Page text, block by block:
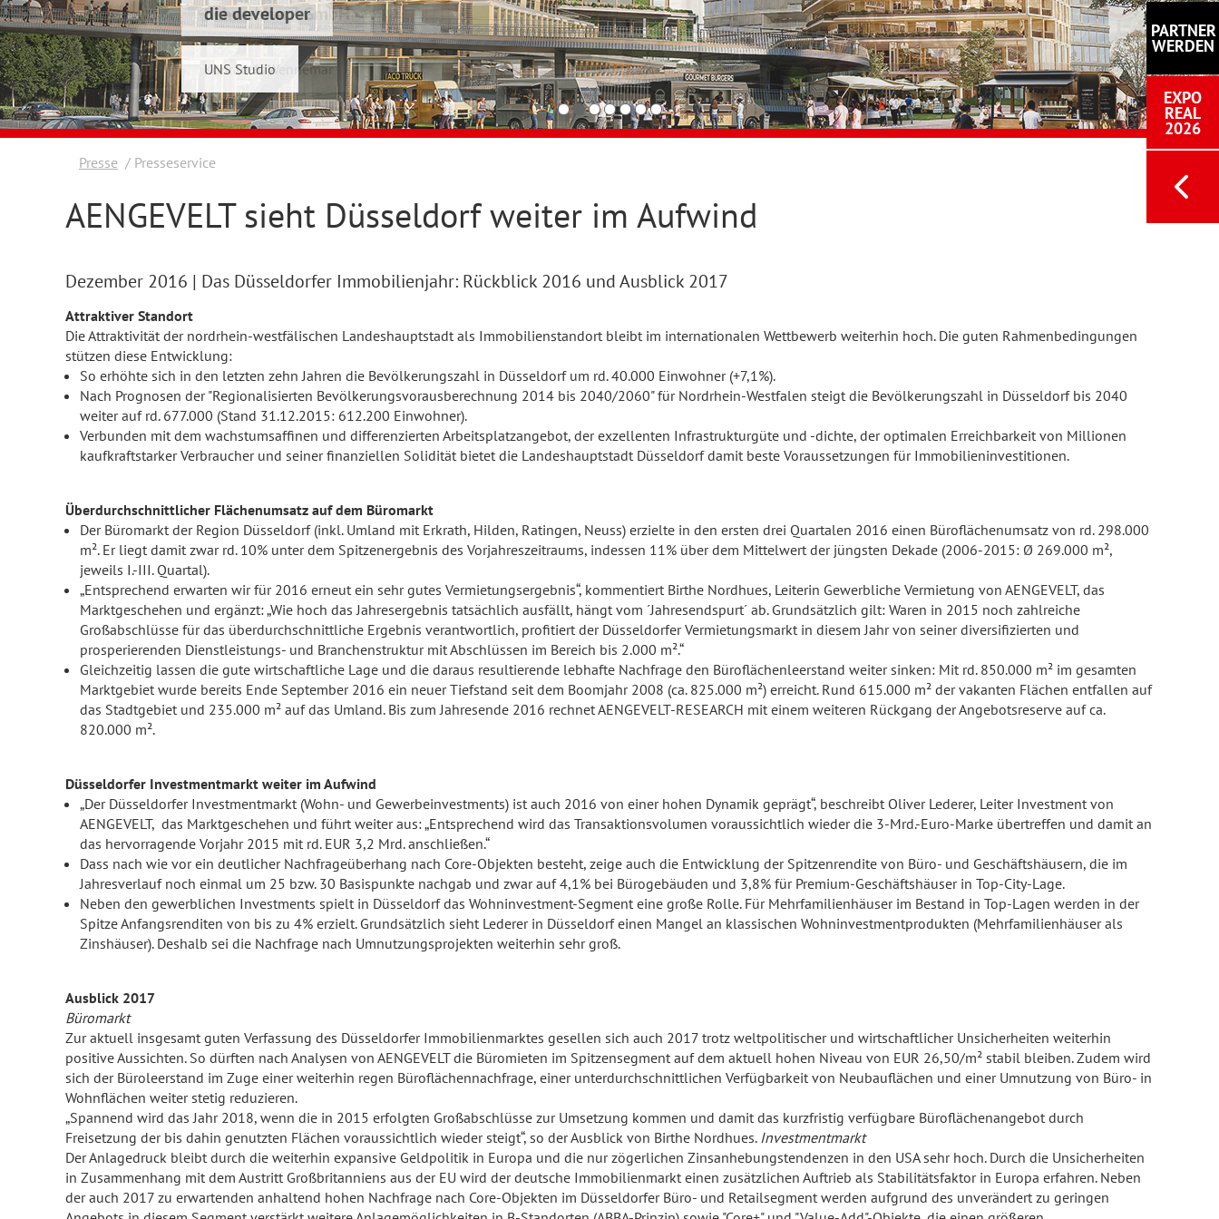
PARTNER
WERDEN
EXPO
REAL
2026
die developer
UNS Studio
Schwelmer7 GmbH
Konrad & Wennemar
Presse Presseservice
AENGEVELT sieht Düsseldorf weiter im Aufwind
Dezember 2016 | Das Düsseldorfer Immobilienjahr: Rückblick 2016 und Ausblick 2017
Attraktiver Standort
Die Attraktivität der nordrhein-westfälischen Landeshauptstadt als Immobilienstandort bleibt im internationalen Wettbewerb weiterhin hoch. Die guten Rahmenbedingungen
stützen diese Entwicklung:
So erhöhte sich in den letzten zehn Jahren die Bevölkerungszahl in Düsseldorf um rd. 40.000 Einwohner (+7,1%).
Nach Prognosen der "Regionalisierten Bevölkerungsvorausberechnung 2014 bis 2040/2060" für Nordrhein-Westfalen steigt die Bevölkerungszahl in Düsseldorf bis 2040
weiter auf rd. 677.000 (Stand 31.12.2015: 612.200 Einwohner).
Verbunden mit dem wachstumsaffinen und differenzierten Arbeitsplatzan­gebot, der exzellenten Infrastrukturgüte und -dichte, der optimalen Erreichbarkeit von Millionen
kaufkraftstarker Verbraucher und seiner finanziellen Solidität bietet die Landeshauptstadt Düsseldorf damit beste Voraussetzungen für Immobilieninvestitionen.
Überdurchschnittlicher Flächenumsatz auf dem Büromarkt
Der Büromarkt der Region Düsseldorf (inkl. Umland mit Erkrath, Hilden, Ratingen, Neuss) erzielte in den ersten drei Quartalen 2016 einen Büroflächenumsatz von rd. 298.000
m². Er liegt damit zwar rd. 10% unter dem Spitzenergebnis des Vorjahreszeitraums, indessen 11% über dem Mittelwert der jüngsten Dekade (2006-2015: Ø 269.000 m²,
jeweils I.-III. Quartal).
„Entsprechend erwarten wir für 2016 erneut ein sehr gutes Vermietungsergebnis“, kommentiert Birthe Nordhues, Leiterin Gewerbliche Vermietung von AENGEVELT, das
Marktgeschehen und ergänzt: „Wie hoch das Jahresergebnis tatsächlich ausfällt, hängt vom ´Jahresendspurt´ ab. Grundsätzlich gilt: Waren in 2015 noch zahlreiche
Großabschlüsse für das überdurchschnittliche Ergebnis verantwortlich, profitiert der Düsseldorfer Vermietungsmarkt in diesem Jahr von seiner diversifizierten und
prosperierenden Dienstleistungs- und Branchenstruktur mit Abschlüssen im Bereich bis 2.000 m².“
Gleichzeitig lassen die gute wirtschaftliche Lage und die daraus resultierende lebhafte Nachfrage den Büroflächenleerstand weiter sinken: Mit rd. 850.000 m² im gesamten
Marktgebiet wurde bereits Ende September 2016 ein neuer Tiefstand seit dem Boomjahr 2008 (ca. 825.000 m²) erreicht. Rund 615.000 m² der vakanten Flächen entfallen auf
das Stadtgebiet und 235.000 m² auf das Umland. Bis zum Jahresende 2016 rechnet AENGEVELT-RESEARCH mit einem weiteren Rückgang der Angebotsreserve auf ca.
820.000 m².
Düsseldorfer Investmentmarkt weiter im Aufwind
„Der Düsseldorfer Investmentmarkt (Wohn- und Gewerbeinvestments) ist auch 2016 von einer hohen Dynamik geprägt“, beschreibt Oliver Lederer, Leiter Investment von
AENGEVELT, das Marktgeschehen und führt weiter aus: „Entsprechend wird das Transaktionsvolumen voraussichtlich wieder die 3-Mrd.-Euro-Marke übertreffen und damit an
das hervorragende Vorjahr 2015 mit rd. EUR 3,2 Mrd. anschließen.“
Dass nach wie vor ein deutlicher Nachfrageüberhang nach Core-Objekten besteht, zeige auch die Entwicklung der Spitzenrendite von Büro- und Geschäftshäusern, die im
Jahresverlauf noch einmal um 25 bzw. 30 Basispunkte nachgab und zwar auf 4,1% bei Bürogebäuden und 3,8% für Premium-Geschäftshäuser in Top-City-Lage.
Neben den gewerblichen Investments spielt in Düsseldorf das Wohninvestment-Segment eine große Rolle. Für Mehrfamilienhäuser im Bestand in Top-Lagen werden in der
Spitze Anfangsrenditen von bis zu 4% erzielt. Grundsätzlich sieht Lederer in Düsseldorf einen Mangel an klassischen Wohninvestmentprodukten (Mehrfamilienhäuser als
Zinshäuser). Deshalb sei die Nachfrage nach Umnutzungsprojekten weiterhin sehr groß.
Ausblick 2017
Büromarkt
Zur aktuell insgesamt guten Verfassung des Düsseldorfer Immobilienmarktes gesellen sich auch 2017 trotz weltpolitischer und wirtschaftlicher Unsicherheiten weiterhin
positive Aussichten. So dürften nach Analysen von AENGEVELT die Büromieten im Spitzensegment auf dem aktuell hohen Niveau von EUR 26,50/m² stabil bleiben. Zudem wird
sich der Büroleerstand im Zuge einer weiterhin regen Büroflächennachfrage, einer unterdurchschnittlichen Verfügbarkeit von Neubauflächen und einer Umnutzung von Büro- in
Wohnflächen weiter stetig reduzieren.
„Spannend wird das Jahr 2018, wenn die in 2015 erfolgten Großabschlüsse zur Umsetzung kommen und damit das kurzfristig verfügbare Büroflächenangebot durch
Freisetzung der bis dahin genutzten Flächen voraussichtlich wieder steigt“, so der Ausblick von Birthe Nordhues. Investmentmarkt
Der Anlagedruck bleibt durch die weiterhin expansive Geldpolitik in Europa und die nur zögerlichen Zinsanhebungstendenzen in den USA sehr hoch. Durch die Unsicherheiten
in Zusammenhang mit dem Austritt Großbritanniens aus der EU wird der deutsche Immobilienmarkt einen zusätzlichen Auftrieb als Stabilitätsfaktor in Europa erfahren. Neben
der auch 2017 zu erwartenden anhaltend hohen Nachfrage nach Core-Objekten im Düsseldorfer Büro- und Retailsegment werden aufgrund des unverändert zu geringen